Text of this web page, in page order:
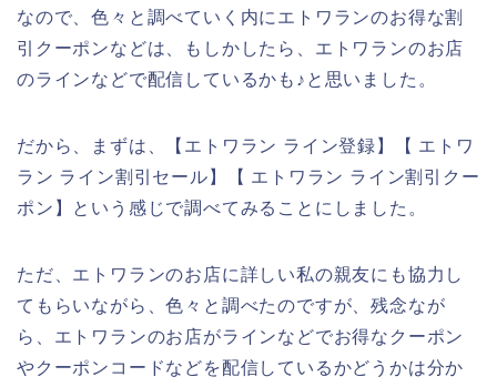
なので、色々と調べていく内にエトワランのお得な割
引クーポンなどは、もしかしたら、エトワランのお店
のラインなどで配信しているかも♪と思いました。
だから、まずは、【エトワラン ライン登録】【 エトワ
ラン ライン割引セール】【 エトワラン ライン割引クー
ポン】という感じで調べてみることにしました。
ただ、エトワランのお店に詳しい私の親友にも協力し
てもらいながら、色々と調べたのですが、残念なが
ら、エトワランのお店がラインなどでお得なクーポン
やクーポンコードなどを配信しているかどうかは分か